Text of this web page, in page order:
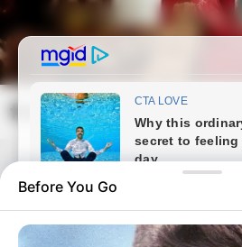
Skip
to
content
frissvilag.com
Before You Go